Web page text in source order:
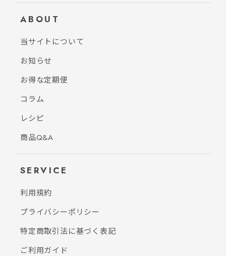
ABOUT
当サイトについて
お知らせ
お得な定期便
コラム
レシピ
商品Q&A
SERVICE
利用規約
プライバシーポリシー
特定商取引法に基づく表記
ご利用ガイド